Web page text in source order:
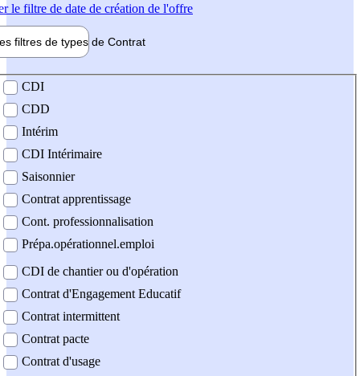
le filtre de date de création de l'offre
filtres de types de Contrat
contrat
CDI
CDD
Intérim
CDI Intérimaire
Saisonnier
Contrat apprentissage
Cont. professionnalisation
Prépa.opérationnel.emploi
CDI de chantier ou d'opération
Contrat d'Engagement Educatif
Contrat intermittent
Contrat pacte
Contrat d'usage